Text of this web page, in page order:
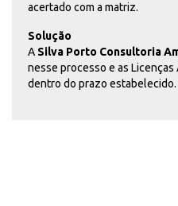
acertado com a matriz.
Solução
A Silva Porto Consultoria
nesse processo e as
dentro do prazo estabelecido.